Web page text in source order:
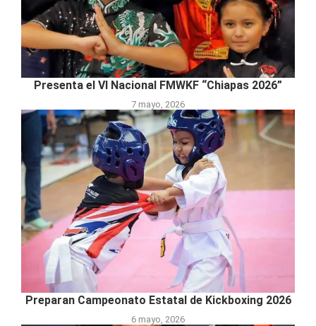
Presenta el VI Nacional FMWKF “Chiapas 2026”
7 mayo, 2026
Preparan Campeonato Estatal de Kickboxing 2026
6 mayo, 2026